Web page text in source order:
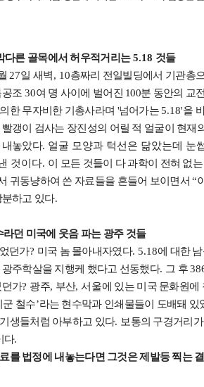
서 허우적거리는5.18 것들
27일 새벽, 10층짜리 전일빌딩에서 기관총
공조 30여 명 사이에 벌어진 100분 동안의 교
한 무자비한 기총사라며 '넘어가는5.18'을
갱이 검사는 장진성의 어릴 적 얼굴이 현재
놓았다. 얼굴 모양과 턱선은 닮았는데 눈
것이다. 이 모든 것들이 다 과학이 전혀 없
귀동냥하여 쓴 자료들을 흔들어 보이면서“
하고 있다.
라던 미국에 웃음 파는 광주 것들
던가? 미국 놈 몰아내자였다. 5.18에 대한
주학살을 지행케 했다고 선동했다. 그 후
던가? 광주, 부산, 서 울에 있는 미국 문화원에
군 철수’라는 현수막과 인쇄물들이 도배돼 있
생들처럼 아부하고 있다. 보통의 구경거리
다.
를 법정에 내놓는다면 그것은 제발등 찍는